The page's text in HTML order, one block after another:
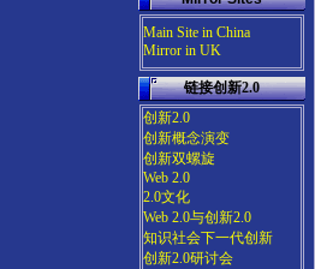
Main Site in China
Mirror in UK
链接创新2.0
创新2.0
创新概念演变
创新双螺旋
Web 2.0
2.0文化
Web 2.0与创新2.0
知识社会下一代创新
创新2.0研讨会